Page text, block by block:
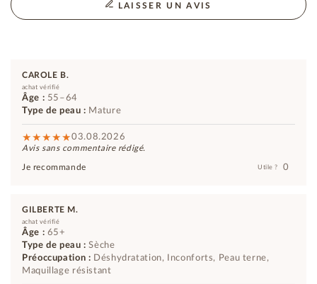
LAISSER UN AVIS
CAROLE B.
achat vérifié
Âge : 55–64
Type de peau : Mature
03.08.2026
Avis sans commentaire rédigé.
Je recommande Utile ? 0
GILBERTE M.
achat vérifié
Âge : 65+
Type de peau : Sèche
Préoccupation : Déshydratation, Inconforts, Peau terne,
Maquillage résistant